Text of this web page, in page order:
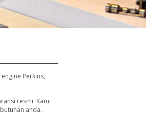
Perkins,
resmi. Kami
anda.